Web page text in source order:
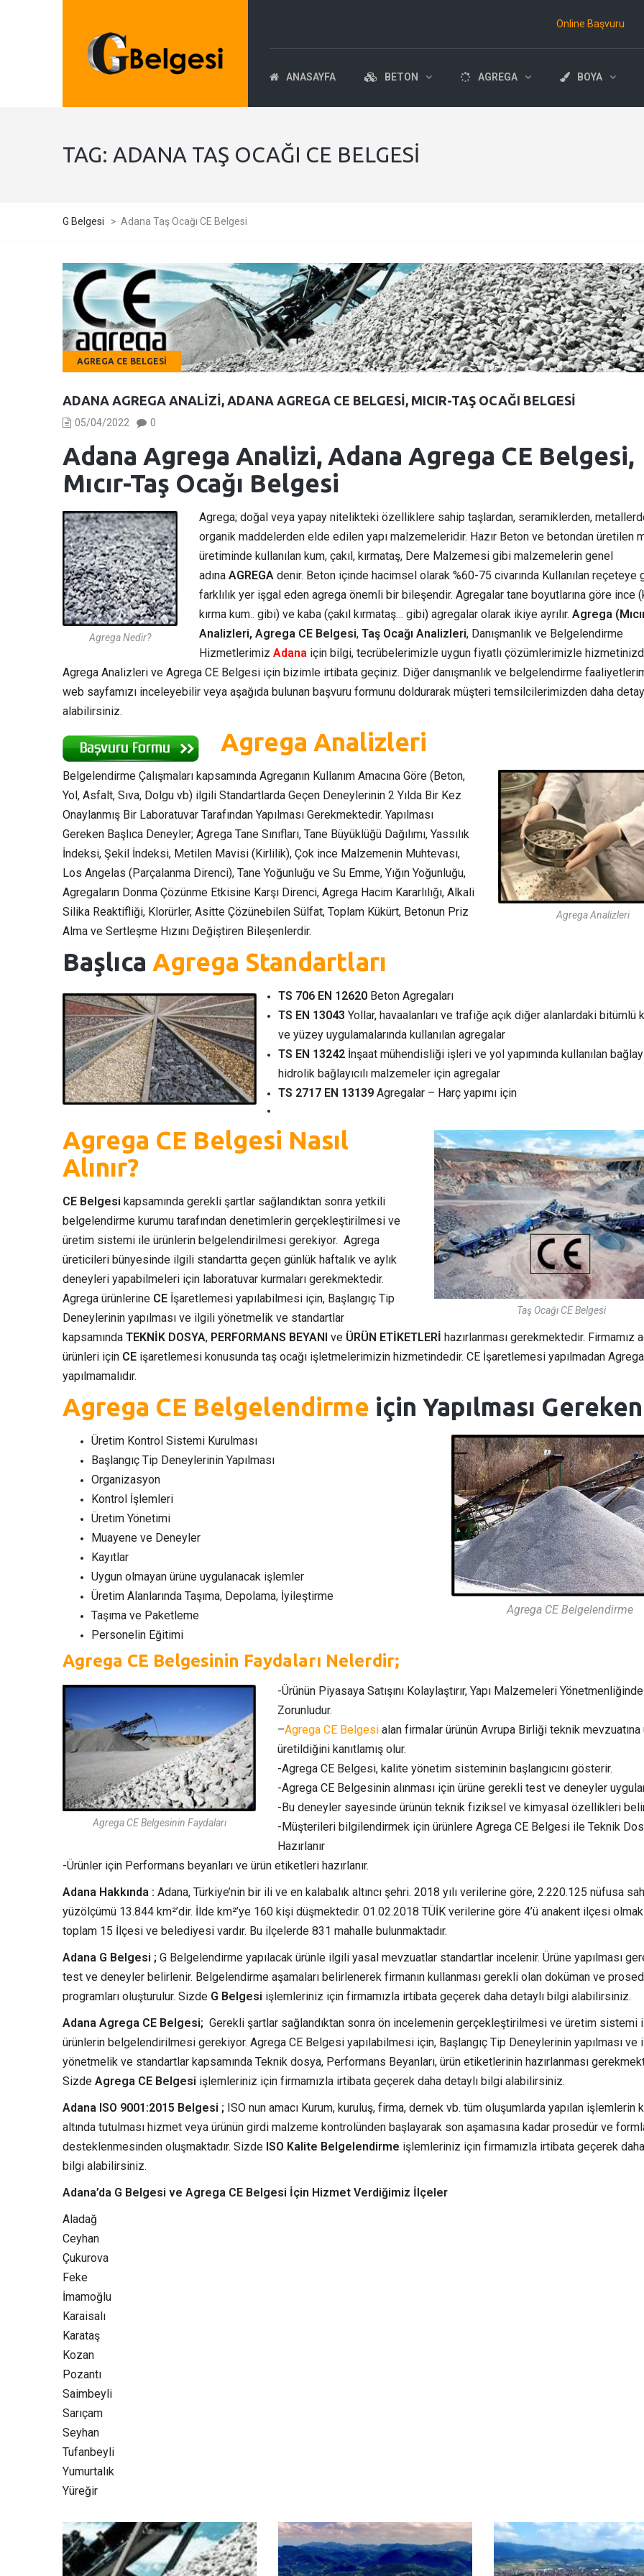
Online Başvuru
ANASAYFA BETON AGREGA BOYA
TAG: ADANA TAŞ OCAĞI CE BELGESI
G Belgesi > Adana Taş Ocağı CE Belgesi
AGREGA CE BELGESI
ADANA AGREGA ANALIZI, ADANA AGREGA CE BELGESI, MICIR-TAŞ OCAĞI BELGESI
05/04/2022 0
Adana Agrega Analizi, Adana Agrega CE Belgesi,
Mıcır-Taş Ocağı Belgesi
Agrega Nedir?
Agrega; doğal veya yapay nitelikteki özelliklere sahip taşlardan, seramiklerden,
organik maddelerden elde edilen yapı malzemeleridir. Hazır Beton ve betondan üretilen
üretiminde kullanılan kum, çakıl, kırmataş, Dere Malzemesi gibi malzemelerin genel
adına AGREGA denir. Beton içinde hacimsel olarak %60-75 civarında Kullanılan reçeteye
farklılık yer işgal eden agrega önemli bir bileşendir. Agregalar tane boyutlarına göre ince
kırma kum.. gibi) ve kaba (çakıl kırmataş… gibi) agregalar olarak ikiye ayrılır. Agrega
Analizleri, Agrega CE Belgesi, Taş Ocağı Analizleri, Danışmanlık ve Belgelendirme
Hizmetlerimiz Adana için bilgi, tecrübelerimizle uygun fiyatlı çözümlerimizle
Agrega Analizleri ve Agrega CE Belgesi için bizimle irtibata geçiniz. Diğer danışmanlık ve belgelendirme
web sayfamızı inceleyebilir veya aşağıda bulunan başvuru formunu doldurarak müşteri temsilcilerimizden daha
alabilirsiniz.
Agrega Analizleri
Agrega Analizleri
Belgelendirme Çalışmaları kapsamında Agreganın Kullanım Amacına Göre (Beton,
Yol, Asfalt, Sıva, Dolgu vb) ilgili Standartlarda Geçen Deneylerinin 2 Yılda Bir Kez
Onaylanmış Bir Laboratuvar Tarafından Yapılması Gerekmektedir. Yapılması
Gereken Başlıca Deneyler; Agrega Tane Sınıfları, Tane Büyüklüğü Dağılımı, Yassılık
İndeksi, Şekil İndeksi, Metilen Mavisi (Kirlilik), Çok ince Malzemenin Muhtevası,
Los Angelas (Parçalanma Direnci), Tane Yoğunluğu ve Su Emme, Yığın Yoğunluğu,
Agregaların Donma Çözünme Etkisine Karşı Direnci, Agrega Hacim Kararlılığı, Alkali
Silika Reaktifliği, Klorürler, Asitte Çözünebilen Sülfat, Toplam Kükürt, Betonun Priz
Alma ve Sertleşme Hızını Değiştiren Bileşenlerdir.
Başlıca Agrega Standartları
TS 706 EN 12620 Beton Agregaları
TS EN 13043 Yollar, havaalanları ve trafiğe açık diğer alanlardaki bitümlü
ve yüzey uygulamalarında kullanılan agregalar
TS EN 13242 İnşaat mühendisliği işleri ve yol yapımında kullanılan
hidrolik bağlayıcılı malzemeler için agregalar
TS 2717 EN 13139 Agregalar – Harç yapımı için
Taş Ocağı CE Belgesi
Agrega CE Belgesi Nasıl
Alınır?
CE Belgesi kapsamında gerekli şartlar sağlandıktan sonra yetkili
belgelendirme kurumu tarafından denetimlerin gerçekleştirilmesi ve
üretim sistemi ile ürünlerin belgelendirilmesi gerekiyor. Agrega
üreticileri bünyesinde ilgili standartta geçen günlük haftalık ve aylık
deneyleri yapabilmeleri için laboratuvar kurmaları gerekmektedir.
Agrega ürünlerine CE İşaretlemesi yapılabilmesi için, Başlangıç Tip
Deneylerinin yapılması ve ilgili yönetmelik ve standartlar
kapsamında TEKNİK DOSYA, PERFORMANS BEYANI ve ÜRÜN ETİKETLERİ hazırlanması gerekmektedir. Firmamız
ürünleri için CE işaretlemesi konusunda taş ocağı işletmelerimizin hizmetindedir. CE İşaretlemesi yapılmadan Agrega
yapılmamalıdır.
Agrega CE Belgelendirme için Yapılması
Agrega CE Belgelendirme
Üretim Kontrol Sistemi Kurulması
Başlangıç Tip Deneylerinin Yapılması
Organizasyon
Kontrol İşlemleri
Üretim Yönetimi
Muayene ve Deneyler
Kayıtlar
Uygun olmayan ürüne uygulanacak işlemler
Üretim Alanlarında Taşıma, Depolama, İyileştirme
Taşıma ve Paketleme
Personelin Eğitimi
Agrega CE Belgesinin Faydaları Nelerdir;
Agrega CE Belgesinin Faydaları
-Ürünün Piyasaya Satışını Kolaylaştırır, Yapı Malzemeleri Yönetmenliğinde
Zorunludur.
–Agrega CE Belgesi alan firmalar ürünün Avrupa Birliği teknik mevzuatına
üretildiğini kanıtlamış olur.
-Agrega CE Belgesi, kalite yönetim sisteminin başlangıcını gösterir.
-Agrega CE Belgesinin alınması için ürüne gerekli test ve deneyler
-Bu deneyler sayesinde ürünün teknik fiziksel ve kimyasal özellikleri
-Müşterileri bilgilendirmek için ürünlere Agrega CE Belgesi ile Teknik
Hazırlanır
-Ürünler için Performans beyanları ve ürün etiketleri hazırlanır.
Adana Hakkında : Adana, Türkiye’nin bir ili ve en kalabalık altıncı şehri. 2018 yılı verilerine göre, 2.220.125 nüfusa
yüzölçümü 13.844 km²’dir. İlde km²’ye 160 kişi düşmektedir. 01.02.2018 TÜİK verilerine göre 4’ü anakent ilçesi
toplam 15 İlçesi ve belediyesi vardır. Bu ilçelerde 831 mahalle bulunmaktadır.
Adana G Belgesi ; G Belgelendirme yapılacak ürünle ilgili yasal mevzuatlar standartlar incelenir. Ürüne yapılması
test ve deneyler belirlenir. Belgelendirme aşamaları belirlenerek firmanın kullanması gerekli olan doküman ve
programları oluşturulur. Sizde G Belgesi işlemleriniz için firmamızla irtibata geçerek daha detaylı bilgi alabilirsiniz.
Adana Agrega CE Belgesi; Gerekli şartlar sağlandıktan sonra ön incelemenin gerçekleştirilmesi ve üretim sistemi
ürünlerin belgelendirilmesi gerekiyor. Agrega CE Belgesi yapılabilmesi için, Başlangıç Tip Deneylerinin yapılması ve
yönetmelik ve standartlar kapsamında Teknik dosya, Performans Beyanları, ürün etiketlerinin hazırlanması
Sizde Agrega CE Belgesi işlemleriniz için firmamızla irtibata geçerek daha detaylı bilgi alabilirsiniz.
Adana ISO 9001:2015 Belgesi ; ISO nun amacı Kurum, kuruluş, firma, dernek vb. tüm oluşumlarda yapılan işlemlerin
altında tutulması hizmet veya ürünün girdi malzeme kontrolünden başlayarak son aşamasına kadar prosedür ve
desteklenmesinden oluşmaktadır. Sizde ISO Kalite Belgelendirme işlemleriniz için firmamızla irtibata geçerek
bilgi alabilirsiniz.
Adana’da G Belgesi ve Agrega CE Belgesi İçin Hizmet Verdiğimiz İlçeler
Aladağ
Ceyhan
Çukurova
Feke
İmamoğlu
Karaisalı
Karataş
Kozan‎
Pozantı‎
Saimbeyli
Sarıçam
Seyhan
Tufanbeyli‎
Yumurtalık‎
Yüreğir